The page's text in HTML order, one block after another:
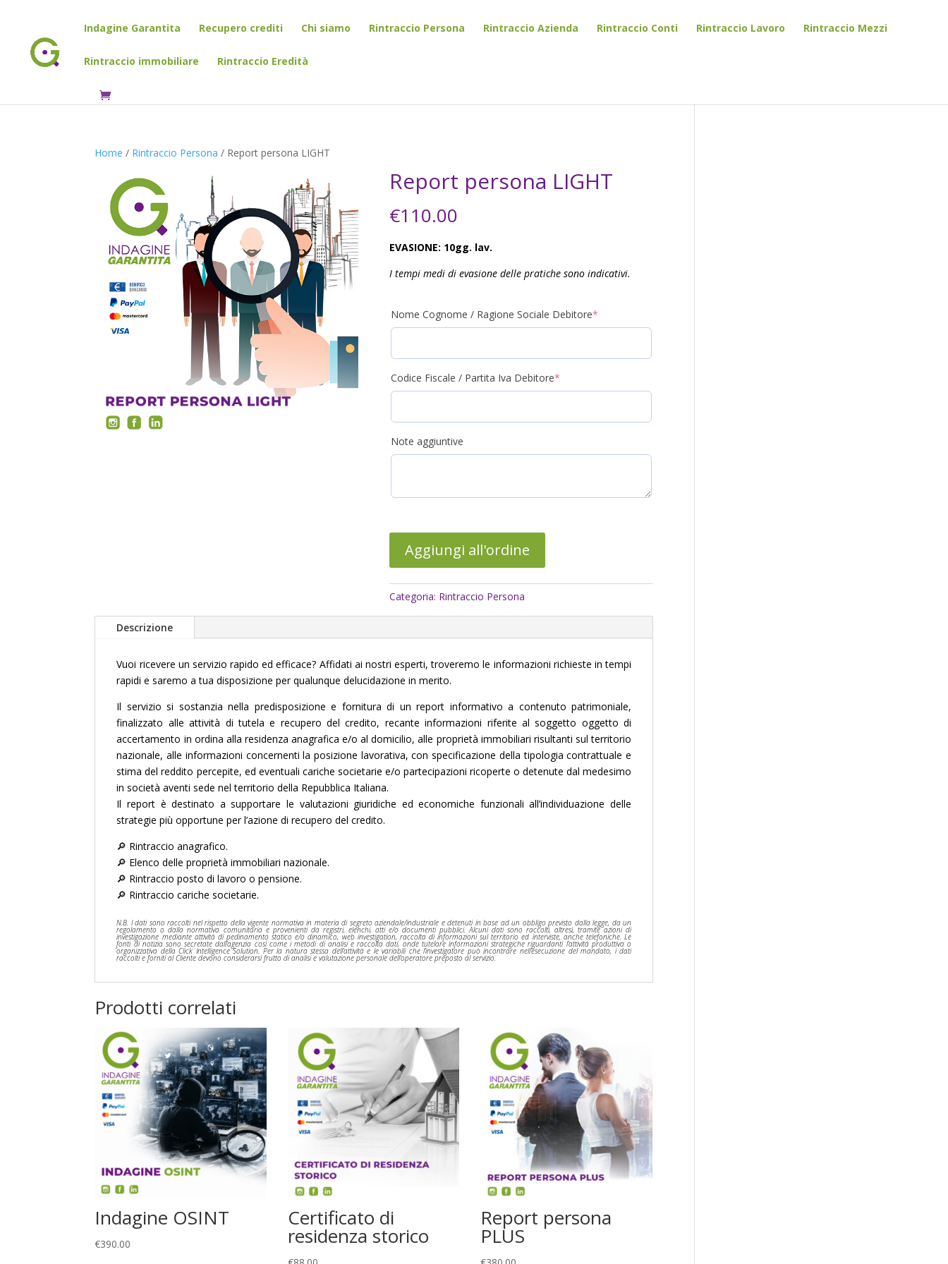
Indagine Garantita Recupero crediti Chi siamo Rintraccio Persona Rintraccio Azienda Rintraccio Conti Rintraccio Lavoro Rintraccio Mezzi
Rintraccio immobiliare Rintraccio Eredità
Home / Rintraccio Persona / Report persona LIGHT
Report persona LIGHT
€110.00
EVASIONE: 10gg. lav.
I tempi medi di evasione delle pratiche sono indicativi.
Nome Cognome / Ragione Sociale Debitore*(required)
Codice Fiscale / Partita Iva Debitore*(required)
Note aggiuntive
Aggiungi all'ordine
Categoria: Rintraccio Persona
Descrizione
Vuoi ricevere un servizio rapido ed efficace? Affidati ai nostri esperti, troveremo le informazioni richieste in tempi
rapidi e saremo a tua disposizione per qualunque delucidazione in merito.
Il servizio si sostanzia nella predisposizione e fornitura di un report informativo a contenuto patrimoniale,
finalizzato alle attività di tutela e recupero del credito, recante informazioni riferite al soggetto oggetto di
accertamento in ordina alla residenza anagrafica e/o al domicilio, alle proprietà immobiliari risultanti sul territorio
nazionale, alle informazioni concernenti la posizione lavorativa, con specificazione della tipologia contrattuale e
stima del reddito percepite, ed eventuali cariche societarie e/o partecipazioni ricoperte o detenute dal medesimo
in società aventi sede nel territorio della Repubblica Italiana.
Il report è destinato a supportare le valutazioni giuridiche ed economiche funzionali all’individuazione delle
strategie più opportune per l’azione di recupero del credito.
🔎 Rintraccio anagrafico.
🔎 Elenco delle proprietà immobiliari nazionale.
🔎 Rintraccio posto di lavoro o pensione.
🔎 Rintraccio cariche societarie.
N.B. I dati sono raccolti nel rispetto della vigente normativa in materia di segreto aziendale/industriale e detenuti in base ad un obbligo previsto dalla legge, da un
regolamento o dalla normativa comunitaria e provenienti da registri, elenchi, atti e/o documenti pubblici. Alcuni dati sono raccolti, altresì, tramite azioni di
investigazione mediante attività di pedinamento statico e/o dinamico, web investigation, raccolta di informazioni sul territorio ed interviste, anche telefoniche. Le
fonti di notizia sono secretate dall’agenzia così come i metodi di analisi e raccolta dati, onde tutelare informazioni strategiche riguardanti l’attività produttiva o
organizzativa della Click Intelligence Solution. Per la natura stessa dell’attività e le variabili che l’investigatore può incontrare nell’esecuzione del mandato, i dati
raccolti e forniti al Cliente devono considerarsi frutto di analisi e valutazione personale dell’operatore preposto al servizio.
Prodotti correlati
Indagine OSINT
€390.00
Certificato di
residenza storico
Report persona
PLUS